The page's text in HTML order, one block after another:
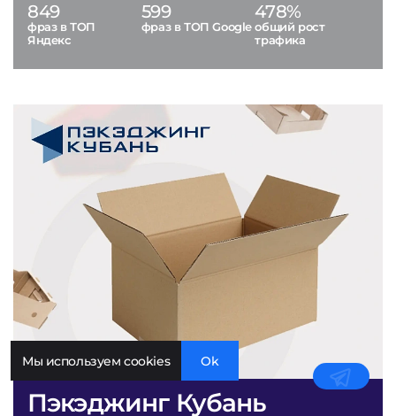
Пэкэджинг Кубань
849
фраз в ТОП
Яндекс
599
фраз в ТОП Google
478%
общий рост
трафика
Мы используем cookies Ok